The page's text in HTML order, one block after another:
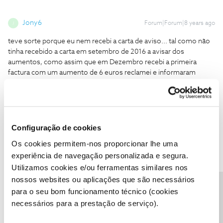
Configuração de cookies
Os cookies permitem-nos proporcionar lhe uma
experiência de navegação personalizada e segura.
Utilizamos cookies e/ou ferramentas similares nos
nossos websites ou aplicações que são necessários
para o seu bom funcionamento técnico (cookies
necessários para a prestação de serviço).
Jony6 Forum|Forum|8 years ago
teve sorte porque eu nem recebi a carta de aviso... tal como não
tinha recebido a carta em setembro de 2016 a avisar dos
aumentos, como assim que em Dezembro recebi a primeira
factura com um aumento de 6 euros reclamei e informaram
renegociar, mantiveram o preço antigo mas reduziram o serviço,